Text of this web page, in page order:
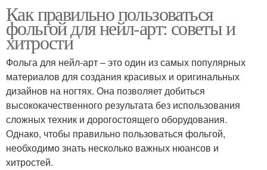
Как правильно пользоваться
фольгой для нейл-арт: советы и
хитрости
Фольга для нейл-арт – это один из самых популярных
материалов для создания красивых и оригинальных
дизайнов на ногтях. Она позволяет добиться
высококачественного результата без использования
сложных техник и дорогостоящего оборудования.
Однако, чтобы правильно пользоваться фольгой,
необходимо знать несколько важных нюансов и
хитростей.